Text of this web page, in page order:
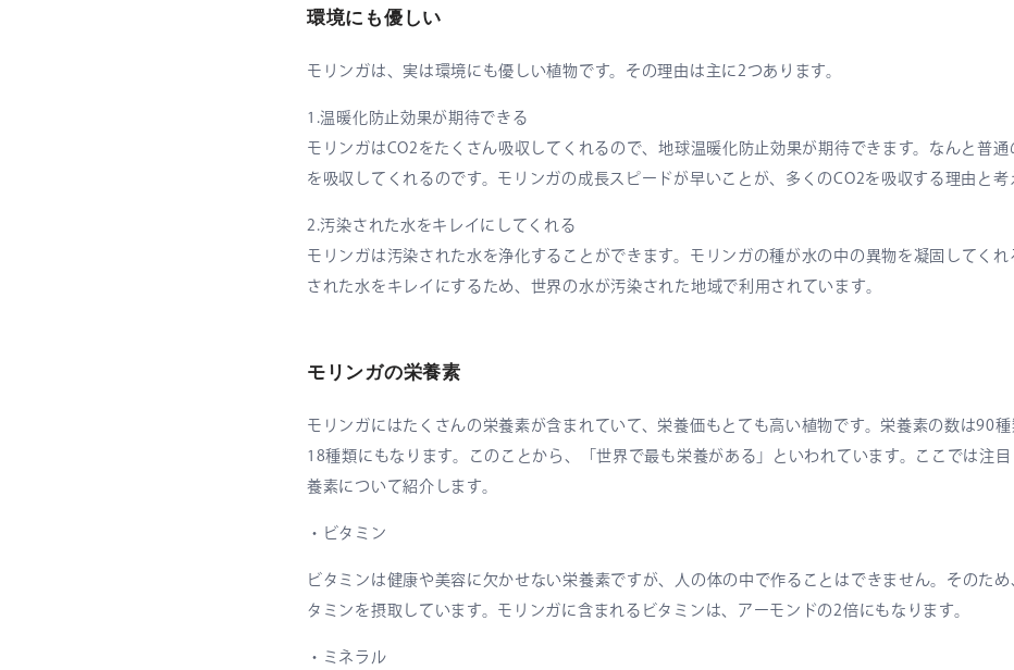
環境にも優しい
モリンガは、実は環境にも優しい植物です。その理由は主に2つあります。
1.温暖化防止効果が期待できる
モリンガはCO2をたくさん吸収してくれるので、地球温暖化防止効果が期待できます。なんと普
を吸収してくれるのです。モリンガの成長スピードが早いことが、多くのCO2を吸収する理由と考
2.汚染された水をキレイにしてくれる
モリンガは汚染された水を浄化することができます。モリンガの種が水の中の異物を凝固してく
された水をキレイにするため、世界の水が汚染された地域で利用されています。
モリンガの栄養素
モリンガにはたくさんの栄養素が含まれていて、栄養価もとても高い植物です。栄養素の数は90
18種類にもなります。このことから、「世界で最も栄養がある」といわれています。ここでは注
養素について紹介します。
・ビタミン
ビタミンは健康や美容に欠かせない栄養素ですが、人の体の中で作ることはできません。そのた
タミンを摂取しています。モリンガに含まれるビタミンは、アーモンドの2倍にもなります。
・ミネラル